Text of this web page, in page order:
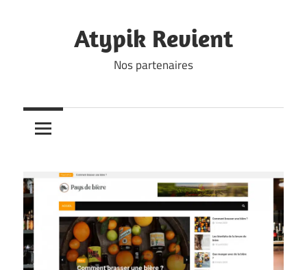
Atypik Revient
Nos partenaires